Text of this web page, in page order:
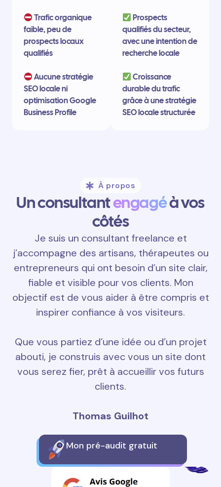
Trafic organique
faible, peu de
prospects locaux
qualifiés
Aucune stratégie
SEO locale ni
optimisation Google
Business Profile
Prospects
qualifiés du secteur,
avec une intention de
recherche locale
Croissance
durable du trafic
grâce à une stratégie
SEO locale structurée
À propos
Un consultantengagéà vos
côtés
Je suis un consultant freelance et
j’accompagne des artisans, thérapeutes ou
entrepreneurs qui ont besoin d’un site clair,
fiable et visible pour vos clients. Mon
objectif est de vous aider à être compris et
inspirer confiance à vos visiteurs.
Que vous partiez d’une idée ou d’un projet
abouti, je construis avec vous un site dont
vous serez fier, prêt à accueillir vos futurs
clients.
Thomas Guilhot
Mon pré-audit gratuit